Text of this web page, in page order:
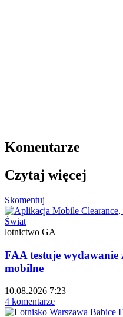
Komentarze
Czytaj więcej
Skomentuj
Świat
lotnictwo GA
FAA testuje wydawanie
mobilne
10.08.2026 7:23
4 komentarze